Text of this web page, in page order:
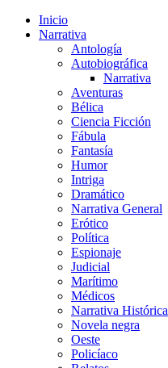
Inicio
Narrativa
Antología
Autobiográfica
Narrativa
Aventuras
Bélica
Ciencia Ficción
Fábula
Fantasía
Humor
Intriga
Dramático
Narrativa General
Erótico
Política
Espionaje
Judicial
Marítimo
Médicos
Narrativa Histórica
Novela negra
Oeste
Policíaco